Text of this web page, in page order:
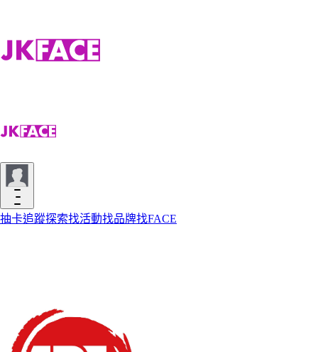
抽卡追蹤探索找活動找品牌找FACE